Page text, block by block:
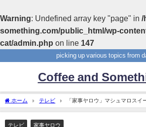
Warning: Undefined array key "page" in /
something.com/public_html/wp-
cat/admin.php on line 147
picking up various topics from
Coffee and
ホーム テレビ
「家事ヤロウ」マシュマロスイ
で絶品スイーツ？
テレビ 家事ヤロウ